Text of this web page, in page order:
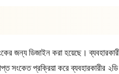
জন্য ডিজাইন করা হয়েছে।
সংকেত প্রক্রিয়া করে